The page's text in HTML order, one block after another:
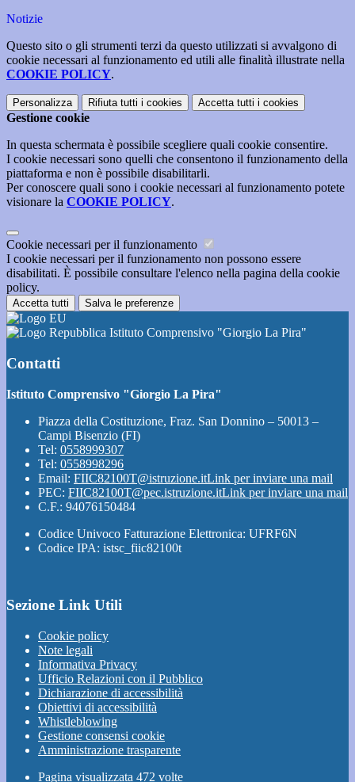
Notizie
Questo sito o gli strumenti terzi da questo utilizzati si avvalgono di
cookie necessari al funzionamento ed utili alle finalità illustrate nella
COOKIE POLICY.
Personalizza Rifiuta tutti i cookies Accetta tutti i cookies
Gestione cookie
In questa schermata è possibile scegliere quali cookie consentire.
I cookie necessari sono quelli che consentono il funzionamento della
piattaforma e non è possibile disabilitarli.
Per conoscere quali sono i cookie necessari al funzionamento potete
visionare la COOKIE POLICY.
Cookie necessari per il funzionamento
I cookie necessari per il funzionamento non possono essere
disabilitati. È possibile consultare l'elenco nella pagina della cookie
policy.
Accetta tutti Salva le preferenze
Istituto Comprensivo "Giorgio La Pira"
Contatti
Istituto Comprensivo "Giorgio La Pira"
Piazza della Costituzione, Fraz. San Donnino – 50013 –
Campi Bisenzio (FI)
Tel: 0558999307
Tel: 0558998296
Email: FIIC82100T@istruzione.itLink per inviare una mail
PEC: FIIC82100T@pec.istruzione.itLink per inviare una mail
C.F.: 94076150484
Codice Univoco Fatturazione Elettronica: UFRF6N
Codice IPA: istsc_fiic82100t
Sezione Link Utili
Cookie policy
Note legali
Informativa Privacy
Ufficio Relazioni con il Pubblico
Dichiarazione di accessibilità
Obiettivi di accessibilità
Whistleblowing
Gestione consensi cookie
Amministrazione trasparente
Pagina visualizzata 472 volte